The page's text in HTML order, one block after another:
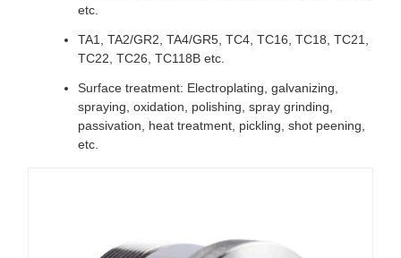
etc.
TA1, TA2/GR2, TA4/GR5, TC4, TC16, TC18, TC21,
TC22, TC26, TC118B etc.
Surface treatment: Electroplating, galvanizing,
spraying, oxidation, polishing, spray grinding,
passivation, heat treatment, pickling, shot peening,
etc.